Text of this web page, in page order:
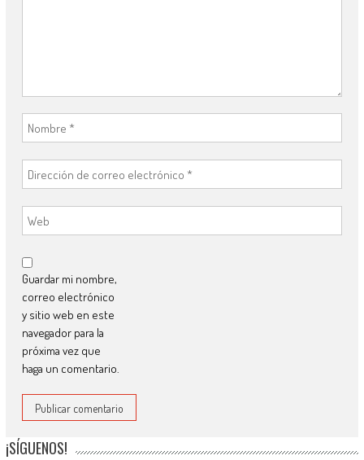
Guardar mi nombre,
correo electrónico
y sitio web en este
navegador para la
próxima vez que
haga un comentario.
¡SÍGUENOS!